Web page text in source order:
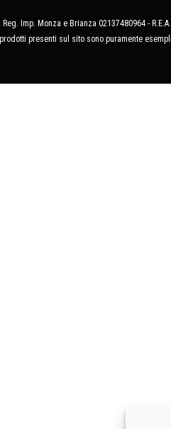
Imp. Monza e Brianza 02137480964 -
presenti sul sito sono puramente